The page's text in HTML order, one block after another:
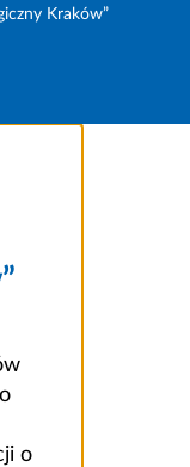
Kraków”
o